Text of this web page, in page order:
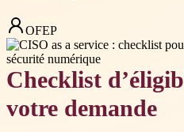
OFEP
Checklist
votre demande